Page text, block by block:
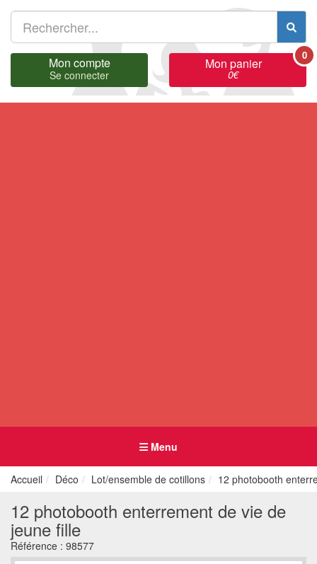
Mon compte
Se connecter
Mon panier
0€
0
Menu
Accueil Déco Lot/ensemble de cotillons 12 photobooth
12 photobooth enterrement de vie de
jeune fille
Référence : 98577